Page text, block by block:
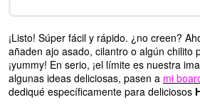
¡Listo! Súper fácil y rápido. ¿no creen?
añaden ajo asado, cilantro o algún chilito
¡yummy! En serio, ¡el límite es nuestra
algunas ideas deliciosas, pasen a mi
dediqué específicamente para deliciosos